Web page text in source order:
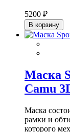
5200 ₽
В корзину
Маска
Camu
Маска
рамки и
которого